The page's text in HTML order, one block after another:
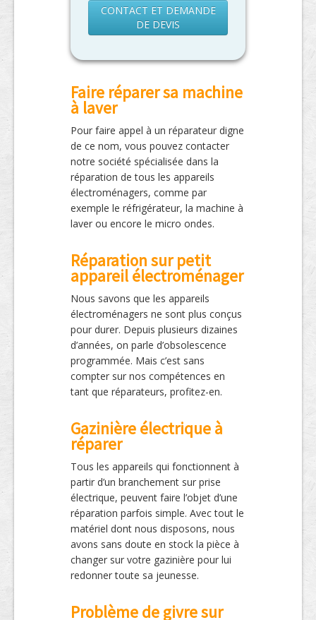
CONTACT ET DEMANDE
DE DEVIS
Faire réparer sa machine
à laver
Pour faire appel à un réparateur digne
de ce nom, vous pouvez contacter
notre société spécialisée dans la
réparation de tous les appareils
électroménagers, comme par
exemple le réfrigérateur, la machine à
laver ou encore le micro ondes.
Réparation sur petit
appareil électroménager
Nous savons que les appareils
électroménagers ne sont plus conçus
pour durer. Depuis plusieurs dizaines
d’années, on parle d’obsolescence
programmée. Mais c’est sans
compter sur nos compétences en
tant que réparateurs, profitez-en.
Gazinière électrique à
réparer
Tous les appareils qui fonctionnent à
partir d’un branchement sur prise
électrique, peuvent faire l’objet d’une
réparation parfois simple. Avec tout le
matériel dont nous disposons, nous
avons sans doute en stock la pièce à
changer sur votre gazinière pour lui
redonner toute sa jeunesse.
Problème de givre sur